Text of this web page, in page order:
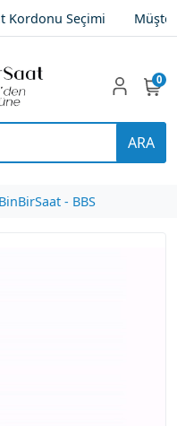
Kordonu Seçimi
ARA
0
BinBirSaat - BBS